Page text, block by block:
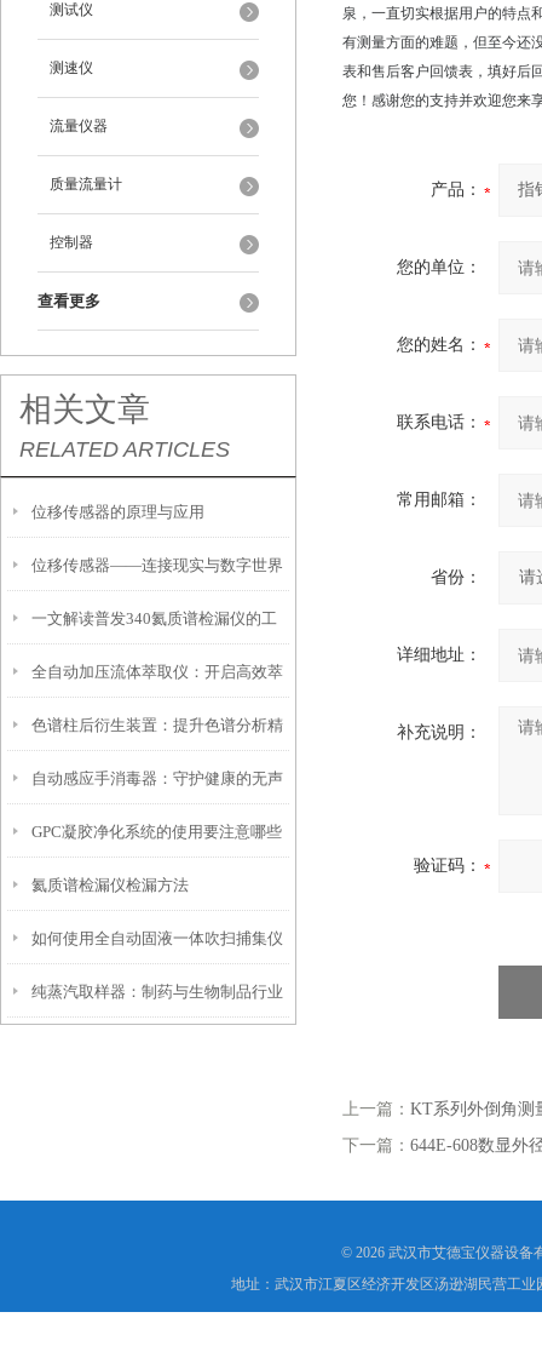
测试仪
测速仪
流量仪器
质量流量计
控制器
查看更多
相关文章
RELATED ARTICLES
位移传感器的原理与应用
位移传感器——连接现实与数字世界
的桥梁
一文解读普发340氦质谱检漏仪的工
作原理
全自动加压流体萃取仪：开启高效萃
取新时代
色谱柱后衍生装置：提升色谱分析精
度的利器
自动感应手消毒器：守护健康的无声
卫士
GPC凝胶净化系统的使用要注意哪些
操作？
氦质谱检漏仪检漏方法
如何使用全自动固液一体吹扫捕集仪
提升实验室效率
纯蒸汽取样器：制药与生物制品行业
泉，一直切实根据用户的特点
有测量方面的难题，但至今还
表和售后客户回馈表，填好后
您！感谢您的支持并欢迎您来
产品：
您的单位：
您的姓名：
联系电话：
常用邮箱：
省份：
详细地址：
补充说明：
验证码：
上一篇： KT系列外倒角测
下一篇： 644E-608数显外
© 2026 武汉市艾德宝仪器设备
地址：武汉市江夏区经济开发区汤逊湖民营工业